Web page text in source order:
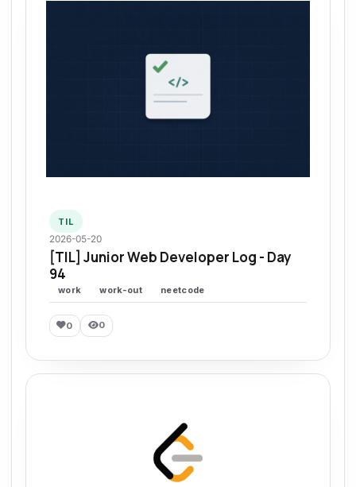
TIL
2026-05-20
[TIL] Junior Web Developer Log - Day
94
work work-out neetcode
0 0